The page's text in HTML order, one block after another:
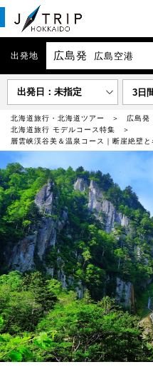
出発地 広島発 広島空港
出発日：未指定 3日
北海道旅行・北海道ツアー 広島発
北海道旅行 モデルコース特集
層雲峡渓谷美＆温泉コース｜断崖絶壁